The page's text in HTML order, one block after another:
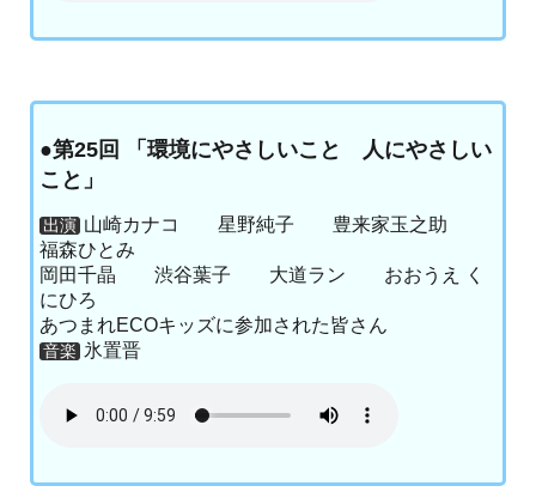
●第25回 「環境にやさしいこと 人にやさしい
こと」
出演 山崎カナコ 星野純子 豊来家玉之助
福森ひとみ
岡田千晶 渋谷葉子 大道ラン おおうえ く
にひろ
あつまれECOキッズに参加された皆さん
音楽 氷置晋